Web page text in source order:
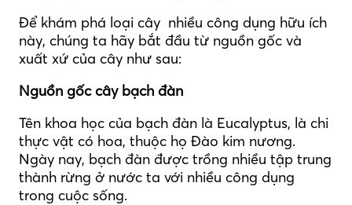
Để khám phá loại cây nhiều công dụng hữu ích
này, chúng ta hãy bắt đầu từ nguồn gốc và
xuất xứ của cây như sau:
Nguồn gốc cây bạch đàn
Tên khoa học của bạch đàn là Eucalyptus, là chi
thực vật có hoa, thuộc họ Đào kim nương.
Ngày nay, bạch đàn được trồng nhiều tập trung
thành rừng ở nước ta với nhiều công dụng
trong cuộc sống.